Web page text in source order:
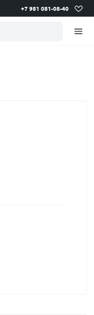
+7 981 081-08-40